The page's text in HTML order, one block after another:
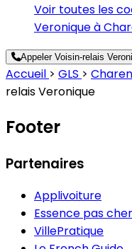
Voir toutes les
Veronique à
Appeler Voisin-relais
Accueil > GLS >
relais Veronique
Footer
Partenaires
Applivoiture
Essence pas cher
VillePratique